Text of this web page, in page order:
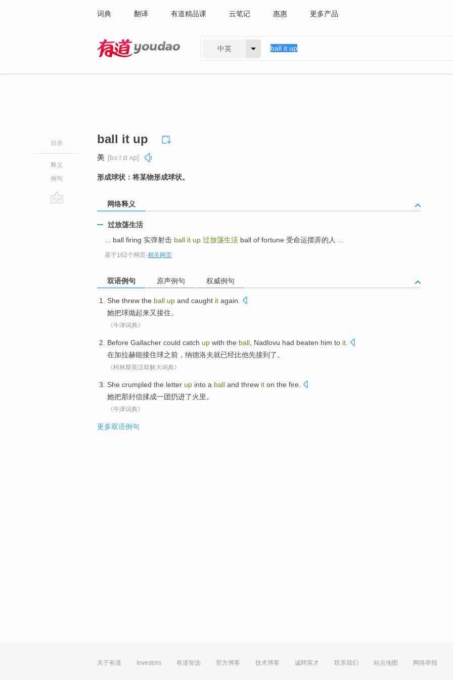
词典 翻译 有道精品课 云笔记 惠惠 更多产品
中英
目录
释义
例句
ball it up
美 [bɔːl ɪt ʌp]
形成球状：将某物形成球状。
网络释义
过放荡生活
... ball firing 实弹射击 ball it up 过放荡生活 ball of fortune 受命运摆弄的人 ...
基于162个网页-相关网页
双语例句 原声例句 权威例句
She threw the ball up and caught it again.
她把球抛起来又接住。
《牛津词典》
Before Gallacher could catch up with the ball , Nadlovu had beaten him to it
在加拉赫能接住球之前，纳德洛夫就已经比他先接到了 。
《柯林斯英汉双解大词典》
She crumpled the letter up into a ball and threw it on the fire
她把那封信揉成一团扔进了火里。
《牛津词典》
更多双语例句
关于有道 Investors 有道智选 官方博客 技术博客 诚聘英才 联系我们 站点地图 网络举报